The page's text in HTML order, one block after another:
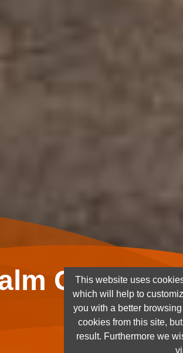
Ghana
This website uses
which will help to
you with a better
cookies from this site,
result. Furthermore we